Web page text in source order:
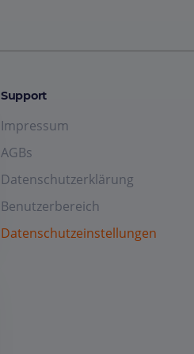
Support
Impressum
AGBs
Datenschutzerklärung
Benutzerbereich
Datenschutzeinstellungen